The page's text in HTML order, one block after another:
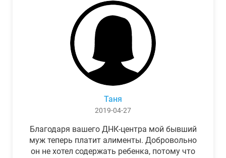
Таня
2019-04-27
Благодаря вашего ДНК-центра мой бывший
муж теперь платит алименты. Добровольно
он не хотел содержать ребенка, потому что